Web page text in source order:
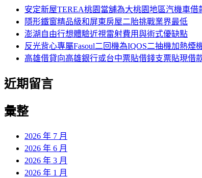
安定新屋TEREA桃園當舖為大桃園地區汽機車借
隱形鐵窗精品級和屏東房屋二胎挑戰業界最低
澎湖自由行想體驗近視雷射費用與術式優缺點
反光背心專屬Fasoul二回機為IQOS二抽機加熱煙
高雄借貸向高雄銀行或台中票貼借錢支票貼現借
近期留言
彙整
2026 年 7 月
2026 年 6 月
2026 年 3 月
2026 年 1 月